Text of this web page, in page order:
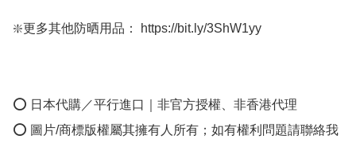
❇️更多其他防晒用品： https://bit.ly/3ShW1yy
⭕ 日本代購／平行進口｜非官方授權、非香港代理
⭕ 圖片/商標版權屬其擁有人所有；如有權利問題請聯絡我